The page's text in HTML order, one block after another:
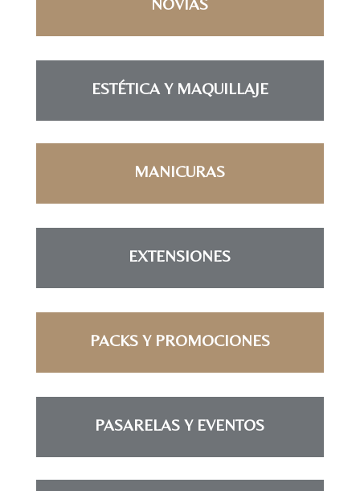
ESTÉTICA Y MAQUILLAJE
MANICURAS
EXTENSIONES
PACKS Y PROMOCIONES
PASARELAS Y EVENTOS